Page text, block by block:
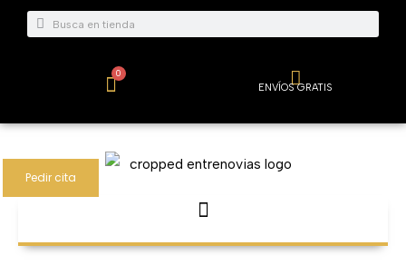
Buscar
Buscar
0
Carrito ENVÍOS GRATIS
Pedir cita